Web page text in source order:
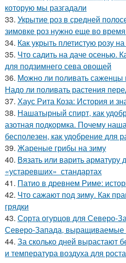
которую мы разгадали
33. Укрытие роз в средней
зимовке роз нужно еще во
34. Как укрыть плетистую розу
35. Что садить на даче осенью.
для подзимнего сева овощей
36. Можно ли поливать саженцы
Надо ли поливать растения
37. Хаус Рита Коза: История и
38. Нашатырный спирт, как
азотная подкормка. Почему
бесполезен, как удобрение для
39. Жареные грибы на зиму
40. Вязать или варить
«устаревших» стандартах
41. Патио в древнем Риме:
42. Что сажают под зиму. Как
грядки
43. Сорта огурцов для Северо-
Северо-Запада, выращиваемые
44. За сколько дней вырастают
и температура воздуха для